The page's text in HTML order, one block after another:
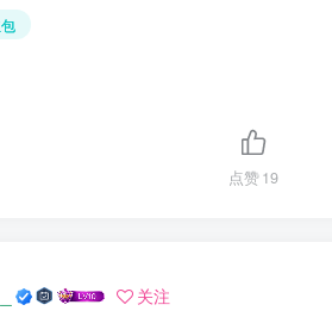
点赞19
关注